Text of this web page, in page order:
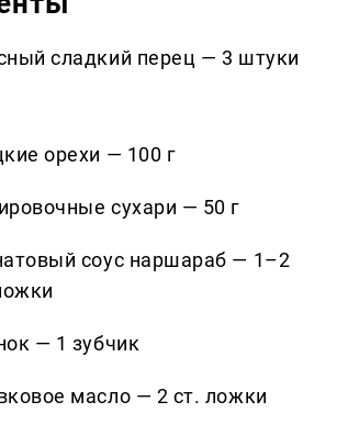
сладкий перец — 3 штуки
орехи — 100 г
сухари — 50 г
соус наршараб — 1–2
— 1 зубчик
масло — 2 ст. ложки